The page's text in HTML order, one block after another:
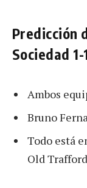
Predicción
Sociedad
Ambos
Bruno
Todo está
Old